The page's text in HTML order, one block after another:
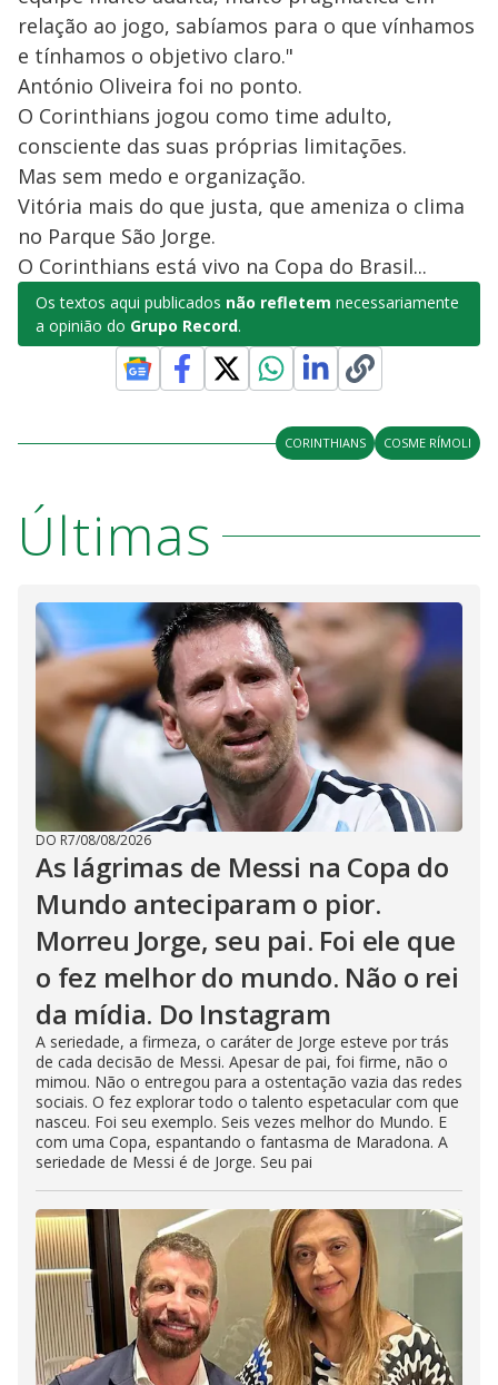
relação ao jogo, sabíamos para o que vínhamos
e tínhamos o objetivo claro."
António Oliveira foi no ponto.
O Corinthians jogou como time adulto,
consciente das suas próprias limitações.
Mas sem medo e organização.
Vitória mais do que justa, que ameniza o clima
no Parque São Jorge.
O Corinthians está vivo na Copa do Brasil...
Os textos aqui publicados não refletem necessariamente
a opinião do Grupo Record.
CORINTHIANS COSME RÍMOLI
Últimas
DO R7/08/08/2026
As lágrimas de Messi na Copa do
Mundo anteciparam o pior.
Morreu Jorge, seu pai. Foi ele que
o fez melhor do mundo. Não o rei
da mídia. Do Instagram
A seriedade, a firmeza, o caráter de Jorge esteve por trás
de cada decisão de Messi. Apesar de pai, foi firme, não o
mimou. Não o entregou para a ostentação vazia das redes
sociais. O fez explorar todo o talento espetacular com que
nasceu. Foi seu exemplo. Seis vezes melhor do Mundo. E
com uma Copa, espantando o fantasma de Maradona. A
seriedade de Messi é de Jorge. Seu pai